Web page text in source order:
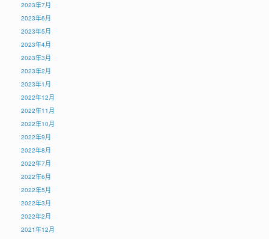
2023年7月
2023年6月
2023年5月
2023年4月
2023年3月
2023年2月
2023年1月
2022年12月
2022年11月
2022年10月
2022年9月
2022年8月
2022年7月
2022年6月
2022年5月
2022年3月
2022年2月
2021年12月